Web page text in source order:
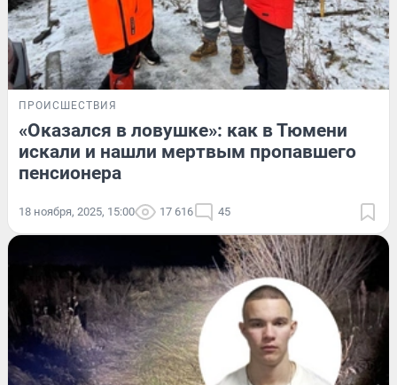
ПРОИСШЕСТВИЯ
«Оказался в ловушке»: как в Тюмени
искали и нашли мертвым пропавшего
пенсионера
18 ноября, 2025, 15:00 17 616 45